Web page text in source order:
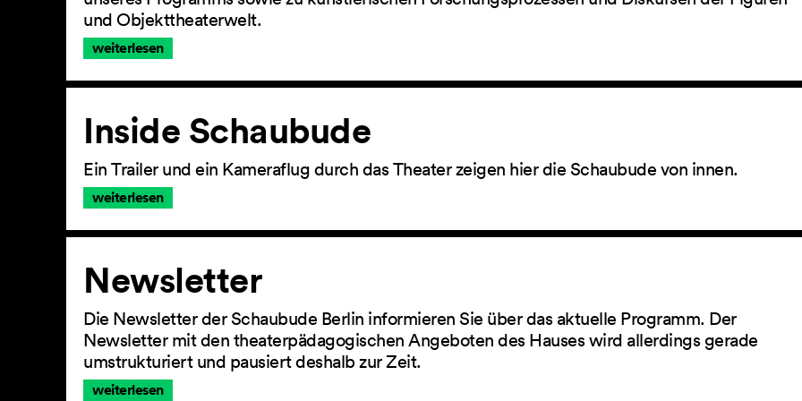
und Objekttheaterwelt.
weiterlesen
Inside Schaubude
Ein Trailer und ein Kameraflug durch das Theater zeigen hier die Schaubude von innen.
weiterlesen
Newsletter
Die Newsletter der Schaubude Berlin informieren Sie über das aktuelle Programm. Der
Newsletter mit den theaterpädagogischen Angeboten des Hauses wird allerdings gerade
umstrukturiert und pausiert deshalb zur Zeit.
weiterlesen